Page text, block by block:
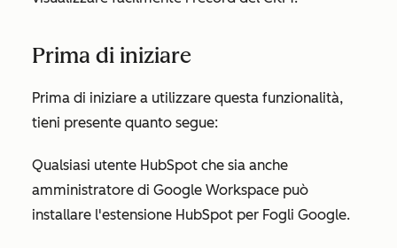
Prima di iniziare
Prima di iniziare a utilizzare questa funzionalità,
tieni presente quanto segue:
Qualsiasi utente HubSpot che sia anche
amministratore di Google Workspace può
installare l'estensione HubSpot per Fogli Google.